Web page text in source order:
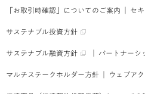
「お取引時確認」についてのご案内 セ
サステナブル投資方針
サステナブル融資方針 パートナーシ
マルチステークホルダー方針 ウェブア